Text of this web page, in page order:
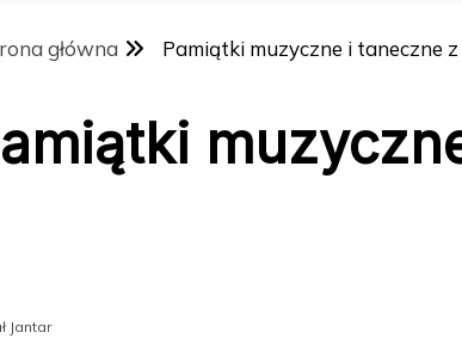
główna Pamiątki muzyczne i taneczne
Jantar